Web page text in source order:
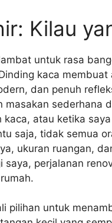
Kilau
untuk rasa
kaca
dan penuh
masakan sederhana
kaca, atau ketika
saja, tidak semua
ukuran ruangan,
saya, perjalanan
pilihan untuk